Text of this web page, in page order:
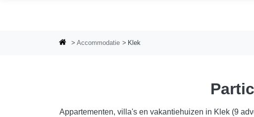
Accommodatie Klek
Appartementen, villa's en vakantiehuizen in Klek (9